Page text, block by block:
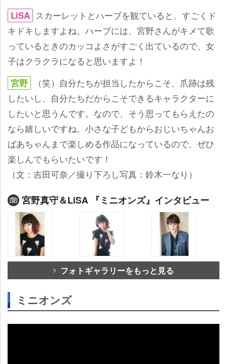
LiSA スカーレットとハーブを観ていると、すごくド
キドキしますよね。ハーブには、宮野さんがキメて歌
っているときのカッコよさがすごく出ているので、女
子はクラクラになると思いますよ！
宮野
（笑）自分たちが担当したからこそ、爪跡は残
したいし、自分たちだからこそできるキャラクターに
したいと思うんです。なので、そう思ってもらえたの
なら嬉しいですね。小さな子どもからおじいちゃんお
ばあちゃんまで楽しめる作品になっているので、ぜひ
楽しんでもらいたいです！
（文：吉田可奈／撮り下ろし写真：鈴木一なり）
宮野真守＆LiSA 『ミニオンズ』インタビュー
フォトギャラリーをもっと見る
ミニオンズ